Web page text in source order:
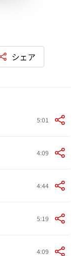
シェア
5:01
4:09
4:44
5:19
4:09